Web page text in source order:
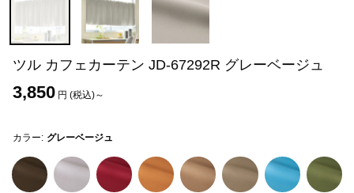
ツル カフェカーテン JD-67292R グレーベージュ
3,850 円 (税込)～
カラー: グレーベージュ